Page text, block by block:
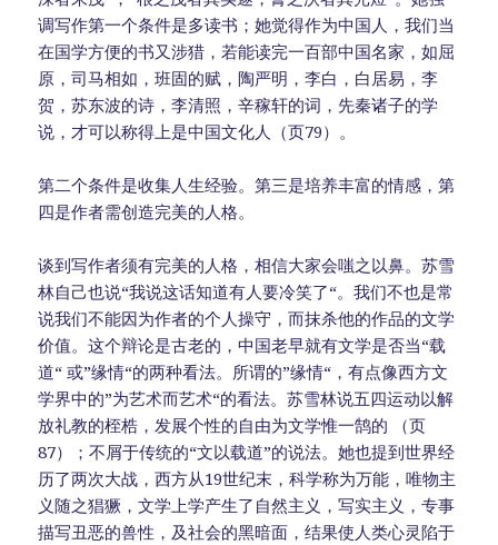
调写作第一个条件是多读书；她觉得作为中国人，我们当
在国学方便的书又涉猎，若能读完一百部中国名家，如屈
原，司马相如，班固的赋，陶严明，李白，白居易，李
贺，苏东波的诗，李清照，辛稼轩的词，先秦诸子的学
说，才可以称得上是中国文化人（页79）。
第二个条件是收集人生经验。第三是培养丰富的情感，第
四是作者需创造完美的人格。
谈到写作者须有完美的人格，相信大家会嗤之以鼻。苏雪
林自己也说“我说这话知道有人要冷笑了“。我们不也是常
说我们不能因为作者的个人操守，而抹杀他的作品的文学
价值。这个辩论是古老的，中国老早就有文学是否当“载
道“ 或”缘情“的两种看法。所谓的”缘情“，有点像西方文
学界中的”为艺术而艺术“的看法。苏雪林说五四运动以解
放礼教的桎梏，发展个性的自由为文学惟一鹄的 （页
87）；不屑于传统的“文以载道”的说法。她也提到世界经
历了两次大战，西方从19世纪末，科学称为万能，唯物主
义随之猖獗，文学上学产生了自然主义，写实主义，专事
描写丑恶的兽性，及社会的黑暗面，结果使人类心灵陷于